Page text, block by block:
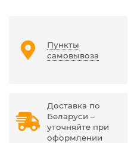
Пункты
самовывоза
Доставка по
Беларуси –
уточняйте при
оформлении